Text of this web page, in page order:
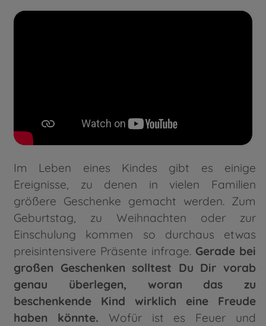
Im Leben eines Kindes gibt es einige
Ereignisse, zu denen in vielen Familien
größere Geschenke gemacht werden. Zum
Geburtstag, zu Weihnachten oder zur
Einschulung kommen so durchaus etwas
preisintensivere Präsente infrage. Gerade bei
großen Geschenken solltest Du Dir vorab
genau überlegen, woran das zu
beschenkende Kind wirklich eine Freude
haben könnte. Wofür ist es Feuer und